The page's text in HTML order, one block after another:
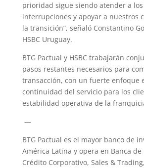
prioridad sigue siendo atender a
interrupciones y apoyar a nuestros
la transición”, señaló Constantino
HSBC Uruguay.
BTG Pactual y HSBC trabajarán
pasos restantes necesarios para
transacción, con un fuerte enfoque
continuidad del servicio para los
estabilidad operativa de la
—
BTG Pactual es el mayor banco de
América Latina y opera en Banca de
Crédito Corporativo, Sales &